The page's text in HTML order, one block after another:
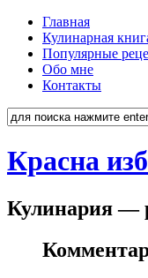
Главная
Кулинарная
Популярные
Обо мне
Контакты
Красна
Кулинария —